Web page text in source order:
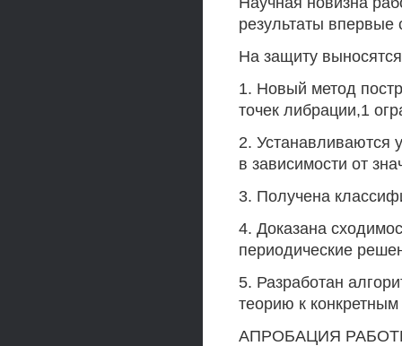
результаты
На защиту
1. Новый метод
точек либрации,1
2. Устанавливаются
в зависимости от
3. Получена
4. Доказана
периодические
5. Разработан
теорию к
АПРОБАЦИЯ